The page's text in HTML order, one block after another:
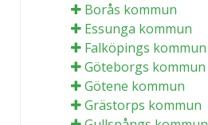
Borås kommun
Essunga kommun
Falköpings kommun
Göteborgs kommun
Götene kommun
Grästorps kommun